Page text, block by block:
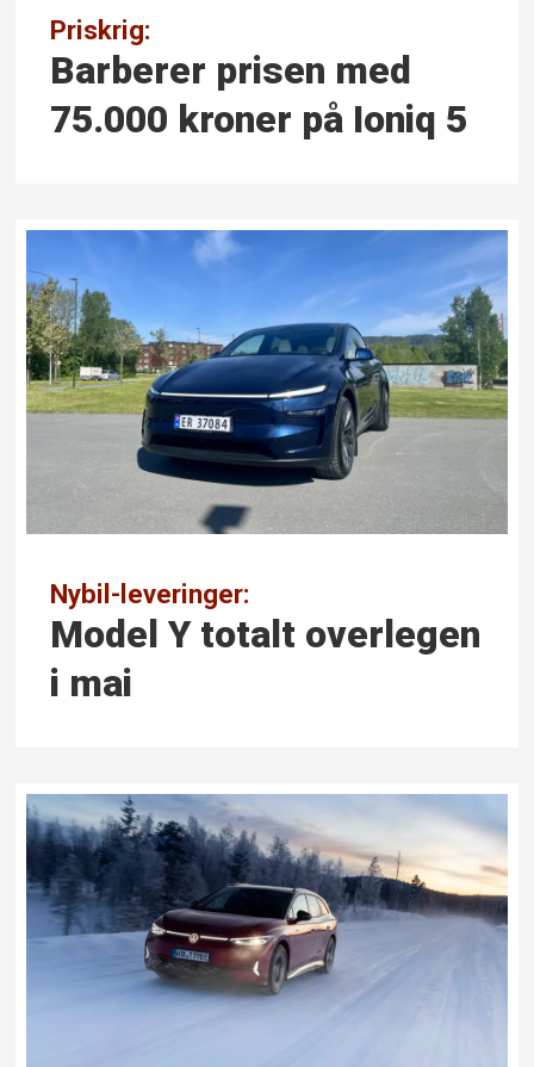
Priskrig:
Barberer prisen med
75.000 kroner på Ioniq 5
Nybil-leveringer:
Model Y totalt over­legen
i mai